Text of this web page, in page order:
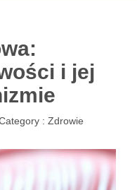
i jej
: Zdrowie